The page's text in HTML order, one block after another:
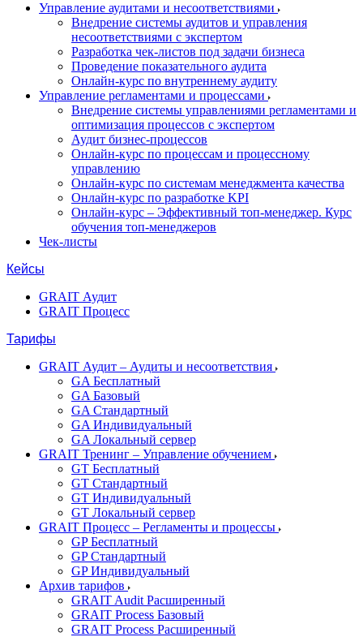
Управление аудитами и несоответствиями
Внедрение системы аудитов и управления
несоответствиями с экспертом
Разработка чек-листов под задачи бизнеса
Проведение показательного аудита
Онлайн-курс по внутреннему аудиту
Управление регламентами и процессами
Внедрение системы управлениями регламентами и
оптимизация процессов с экспертом
Аудит бизнес-процессов
Онлайн-курс по процессам и процессному
управлению
Онлайн-курс по системам менеджмента качества
Онлайн-курс по разработке KPI
Онлайн-курс – Эффективный топ-менеджер. Курс
обучения топ-менеджеров
Чек-листы
Кейсы
GRAIT Аудит
GRAIT Процесс
Тарифы
GRAIT Аудит – Аудиты и несоответствия
GA Бесплатный
GA Базовый
GA Стандартный
GA Индивидуальный
GA Локальный сервер
GRAIT Тренинг – Управление обучением
GT Бесплатный
GT Стандартный
GT Индивидуальный
GT Локальный сервер
GRAIT Процесс – Регламенты и процессы
GP Бесплатный
GP Стандартный
GP Индивидуальный
Архив тарифов
GRAIT Audit Расширенный
GRAIT Process Базовый
GRAIT Process Расширенный